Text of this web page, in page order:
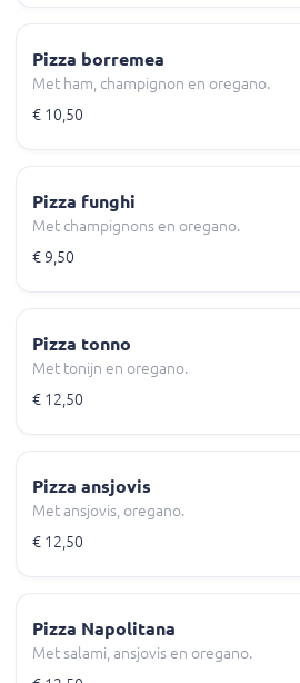
Pizza borremea
Met ham, champignon en oregano.
€ 10,50
Pizza funghi
Met champignons en oregano.
€ 9,50
Pizza tonno
Met tonijn en oregano.
€ 12,50
Pizza ansjovis
Met ansjovis, oregano.
€ 12,50
Pizza Napolitana
Met salami, ansjovis en oregano.